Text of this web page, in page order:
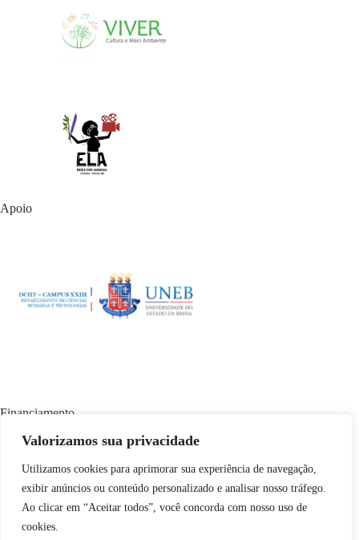
Valorizamos sua privacidade
Utilizamos cookies para aprimorar sua experiência de navegação,
exibir anúncios ou conteúdo personalizado e analisar nosso tráfego.
Ao clicar em “Aceitar todos”, você concorda com nosso uso de
cookies.
Apoio
Financiamento